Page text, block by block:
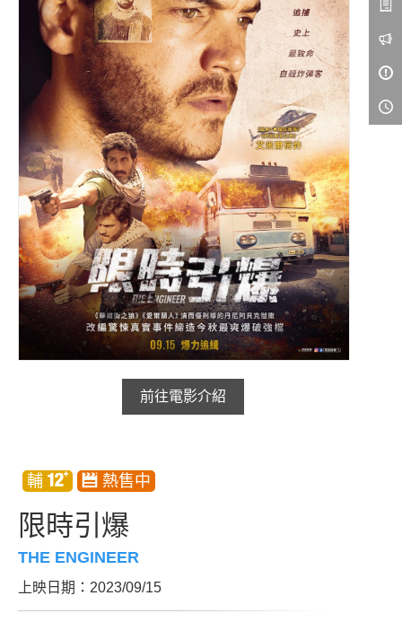
前往電影介紹
限時引爆
THE ENGINEER
上映日期：2023/09/15
VR 演唱會
GOLD CLASS
AD口述影像
LIVE演唱會
影城公告
影城活動
中獎名單
合作夥伴
商家介紹
加入iShow
會員Q&A